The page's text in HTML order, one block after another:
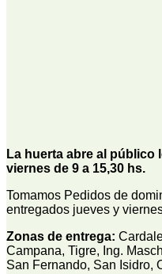
La huerta abre al público
viernes de 9 a 15,30 hs.
Tomamos Pedidos de
entregados jueves y
Zonas de entrega:
Campana, Tigre, Ing.
San Fernando, San Isidro,